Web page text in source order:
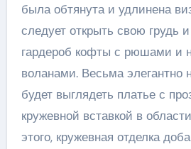
была обтянута и удлинена
следует открыть свою грудь
гардероб кофты с рюшами и
воланами. Весьма элегантно
будет выглядеть платье с
кружевной вставкой в
этого, кружевная отделка